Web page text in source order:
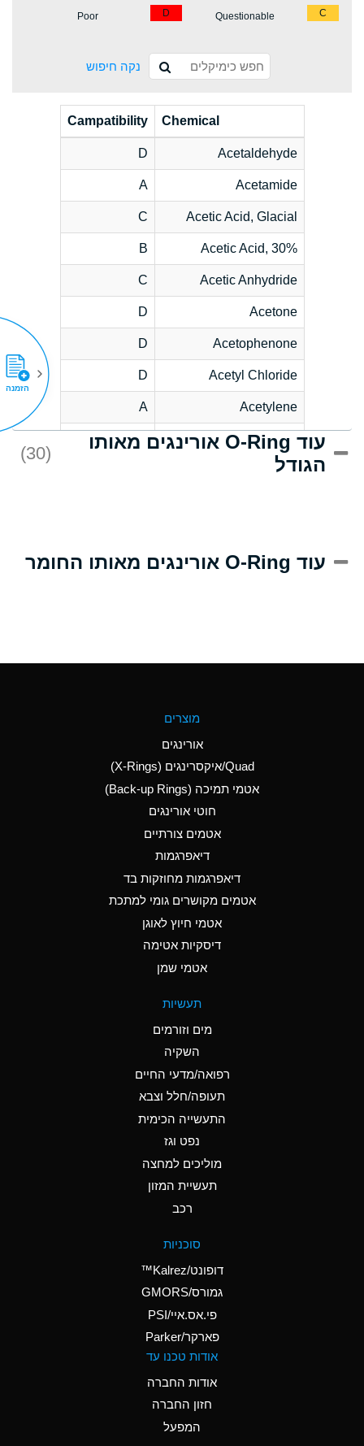
C
Questionable
D
Poor
נקה חיפוש
Chemical
Campatibility
Acetaldehyde
D
Acetamide
A
Acetic Acid, Glacial
C
Acetic Acid, 30%
B
Acetic Anhydride
C
Acetone
D
Acetophenone
D
Acetyl Chloride
D
Acetylene
A
Acrlylonitrile
D
Adipic Acid
(Aqueous)
Aluminum Nitrate
(Aqueous)
Aluminum Phosphate
Ammonia Anhydrous
B
Ammonia Gas (cold)
A
Ammonia Gas (hot)
Ammonium Hydroxide
D
Ammonium Nitrate
Ammonium Nitrite
Ammonium Persulfate
Ammonium Phosphate
A
Ammonium Sulfate
A
Amyl Acetate (Banana
עוד O-Ring אורינגים מאותו
הגודל
(30)
עוד O-Ring אורינגים מאותו החומר
מוצרים
אורינגים
Quad/איקסרינגים (X-Rings)
אטמי תמיכה (Back-up Rings)
חוטי אורינגים
אטמים צורתיים
דיאפרגמות
דיאפרגמות מחוזקות בד
אטמים מקושרים גומי למתכת
אטמי חיוץ לאוגן
דיסקיות אטימה
אטמי שמן
תעשיות
מים וזורמים
השקיה
רפואה/מדעי החיים
תעופה/חלל וצבא
התעשייה הכימית
נפט וגז
מוליכים למחצה
תעשיית המזון
רכב
סוכניות
דופונט/Kalrez™
גמורס/GMORS
פי.אס.איי/PSI
פארקר/Parker
אודות טכנו עד
אודות החברה
חזון החברה
המפעל
הזמנה